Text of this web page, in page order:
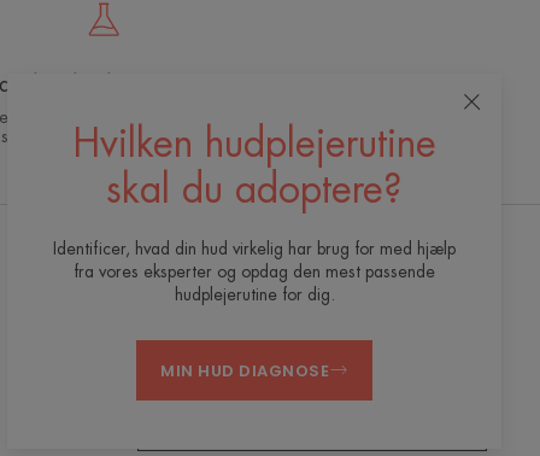
Hvilken hudplejerutine
skal du adoptere?
Identificer, hvad din hud virkelig har brug for med hjælp
fra vores eksperter og opdag den mest passende
hudplejerutine for dig.
MIN HUD DIAGNOSE
innovation
ekspertise til effektiv og
sikker hudpleje af høj lvalitet
Modtag vores nyhedsbrev
tips til at passe på din hud hver dag.